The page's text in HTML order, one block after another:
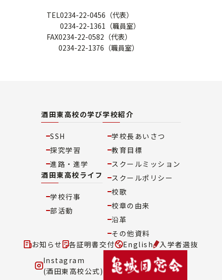
TEL0234-22-0456（代表）
0234-22-1361（職員室）
FAX0234-22-0582（代表）
0234-22-1376（職員室）
酒田東高校の学び
SSH
探究学習
進路・進学
酒田東高校ライフ
学校行事
部活動
学校紹介
学校長あいさつ
教育目標
スクールミッション
スクールポリシー
校歌
校章の由来
沿革
その他資料
お知らせ
各証明書交付 English
入学者選抜
Instagram
(酒田東高校公式)